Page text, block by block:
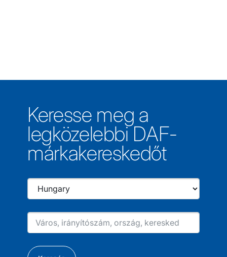
Keresse meg a
legközelebbi DAF-
márkakereskedőt